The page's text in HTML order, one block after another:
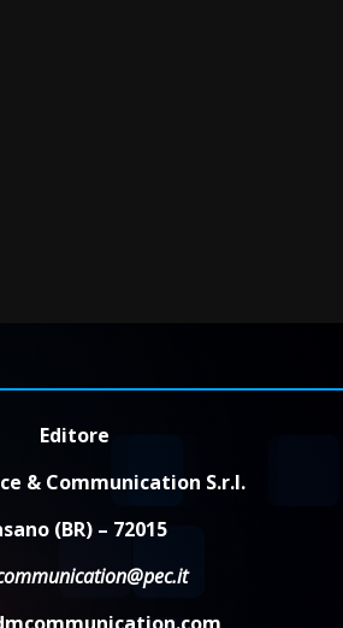
Editore
& Communication S.r.l.
(BR) – 72015